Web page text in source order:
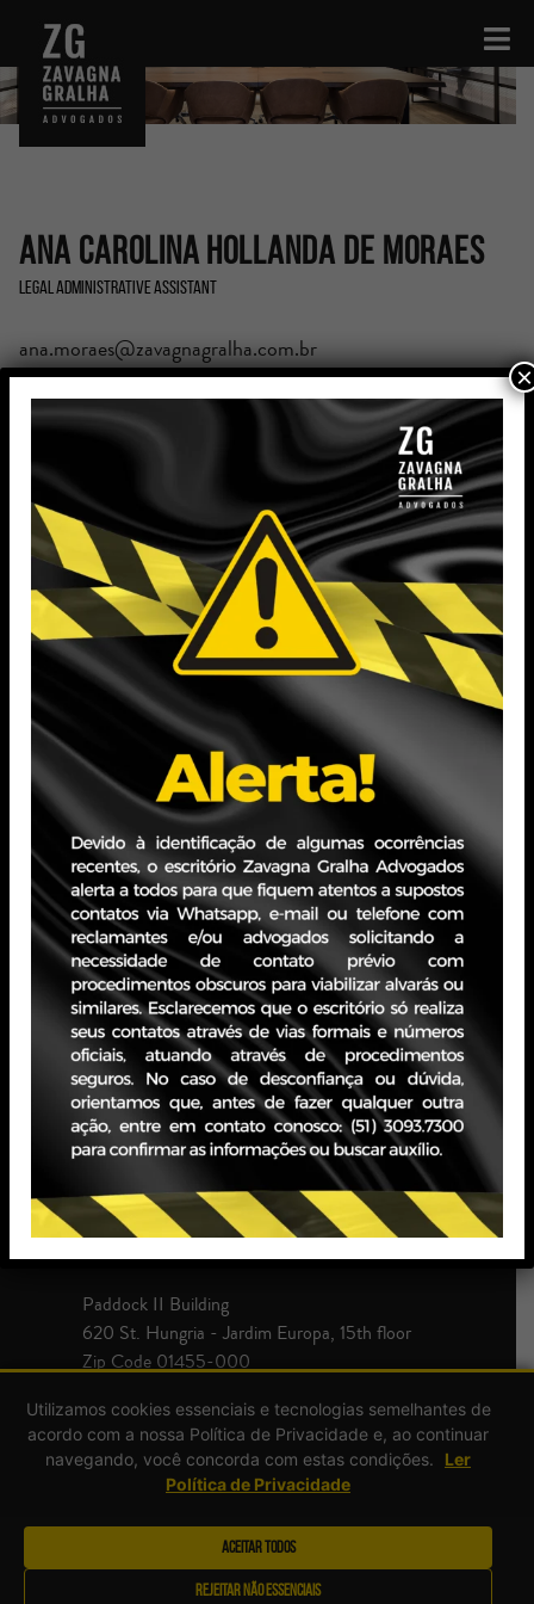
Ana Carolina Hollanda de Moraes
Legal Administrative Assistant
ana.moraes@zavagnagralha.com.br
Education
High School Diploma
Technical Program in Administration – Ongoing
Bachelor’s Degree in Physiotherapy – In Progress
Professional Experience
Intern at the Court of Justice of Rio Grande do Sul
(TJRS)
Administrative Assistant at Tenext Import and Export
Trade Ltd.
PORTO ALEGRE - RS
JBZ Building
400 Carlos Gomes Ave - Boa Vista, 10th floor
Zip Code 90480-900
SÃO PAULO - SP
Paddock II Building
620 St. Hungria - Jardim Europa, 15th floor
Zip Code 01455-000
+55 51 3093.7300
Utilizamos cookies essenciais e tecnologias semelhantes de
acordo com a nossa Política de Privacidade e, ao continuar
navegando, você concorda com estas condições.
Ler
Política de Privacidade
Aceitar Todos
Rejeitar Não Essenciais
×